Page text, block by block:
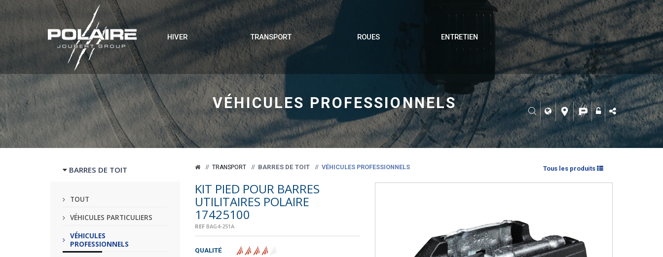
HIVER TRANSPORT ROUES ENTRETIEN
VÉHICULES PROFESSIONNELS
BARRES DE TOIT
TOUT
VÉHICULES PARTICULIERS
VÉHICULES
PROFESSIONNELS
TRANSPORT BARRES DE TOIT VÉHICULES PROFESSIONNELS Tous les produits
KIT PIED POUR BARRES
UTILITAIRES POLAIRE
17425100
REFBAG4-251A
QUALITÉ